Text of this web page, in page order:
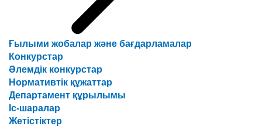
Ғылыми жобалар және бағдарламалар
Конкурстар
Әлемдік конкурстар
Нормативтік құжаттар
Департамент құрылымы
Іс-шаралар
Жетістіктер